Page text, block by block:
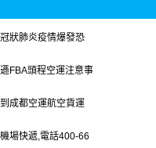
狀肺炎疫情爆發恐
FBA頭程空運注意事
成都空運航空貨運
場快遞,電話400-66